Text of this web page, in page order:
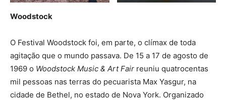
Woodstock
O Festival Woodstock foi, em parte, o clímax de toda
agitação que o mundo passava. De 15 a 17 de agosto de
1969 o Woodstock Music & Art Fair reuniu quatrocentas
mil pessoas nas terras do pecuarista Max Yasgur, na
cidade de Bethel, no estado de Nova York. Organizado